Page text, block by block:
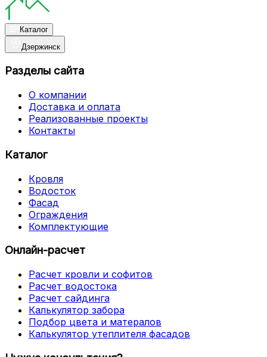
Каталог
Дзержинск
Разделы сайта
О компании
Доставка и оплата
Реализованные проекты
Контакты
Каталог
Кровля
Водосток
Фасад
Ограждения
Комплектующие
Онлайн-расчет
Расчет кровли и софитов
Расчет водостока
Расчет сайдинга
Калькулятор забора
Подбор цвета и матералов
Калькулятор утеплителя фасадов